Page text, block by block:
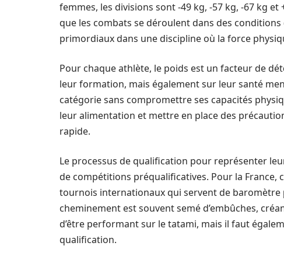
femmes, les divisions sont -49 kg, -57 kg, -67 kg
que les combats se déroulent dans des
primordiaux dans une discipline où la force
Pour chaque athlète, le poids est un facteur de
leur formation, mais également sur leur santé
catégorie sans compromettre ses capacités
leur alimentation et mettre en place des
rapide.
Le processus de qualification pour représenter
de compétitions préqualificatives. Pour la France,
tournois internationaux qui servent de
cheminement est souvent semé d’embûches,
d’être performant sur le tatami, mais il faut
qualification.